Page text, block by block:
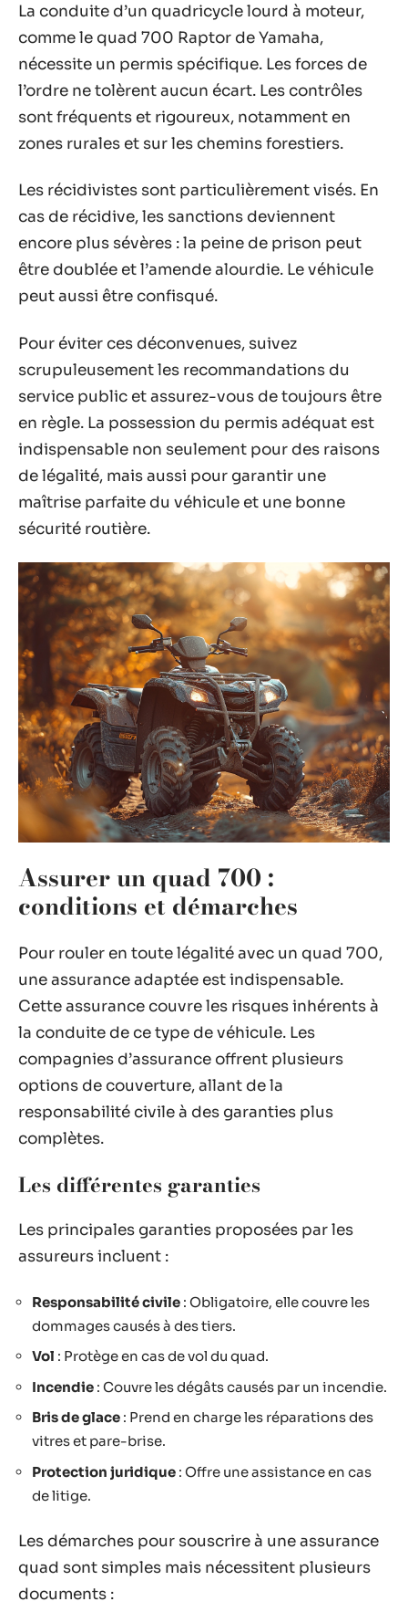
La conduite d’un quadricycle lourd à moteur,
comme le quad 700 Raptor de Yamaha,
nécessite un permis spécifique. Les forces de
l’ordre ne tolèrent aucun écart. Les contrôles
sont fréquents et rigoureux, notamment en
zones rurales et sur les chemins forestiers.
Les récidivistes sont particulièrement visés. En
cas de récidive, les sanctions deviennent
encore plus sévères : la peine de prison peut
être doublée et l’amende alourdie. Le véhicule
peut aussi être confisqué.
Pour éviter ces déconvenues, suivez
scrupuleusement les recommandations du
service public et assurez-vous de toujours être
en règle. La possession du permis adéquat est
indispensable non seulement pour des raisons
de légalité, mais aussi pour garantir une
maîtrise parfaite du véhicule et une bonne
sécurité routière.
Assurer un quad 700 :
conditions et démarches
Pour rouler en toute légalité avec un quad 700,
une assurance adaptée est indispensable.
Cette assurance couvre les risques inhérents à
la conduite de ce type de véhicule. Les
compagnies d’assurance offrent plusieurs
options de couverture, allant de la
responsabilité civile à des garanties plus
complètes.
Les différentes garanties
Les principales garanties proposées par les
assureurs incluent :
Responsabilité civile : Obligatoire, elle couvre les
dommages causés à des tiers.
Vol : Protège en cas de vol du quad.
Incendie : Couvre les dégâts causés par un incendie.
Bris de glace : Prend en charge les réparations des
vitres et pare-brise.
Protection juridique : Offre une assistance en cas
de litige.
Les démarches pour souscrire à une assurance
quad sont simples mais nécessitent plusieurs
documents :